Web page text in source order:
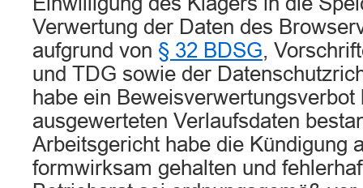
Verwertung der Daten des
aufgrund von § 32 BDSG,
und TDG sowie der
habe ein
ausgewerteten Verlaufsdaten
Arbeitsgericht habe die Kündigung
formwirksam gehalten und